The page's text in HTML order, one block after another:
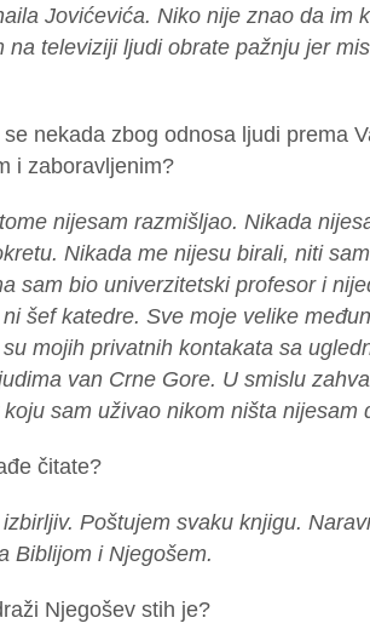
Jovićevića. Niko nije znao da im
na televiziji ljudi obrate pažnju jer
nekada zbog odnosa ljudi prema
i zaboravljenim?
nijesam razmišljao. Nikada
Nikada me nijesu birali, niti
sam bio univerzitetski profesor i
šef katedre. Sve moje velike
mojih privatnih kontakata sa
van Crne Gore. U smislu
sam uživao nikom ništa nijesam
čitate?
Poštujem svaku knjigu.
Biblijom i Njegošem.
Njegošev stih je?